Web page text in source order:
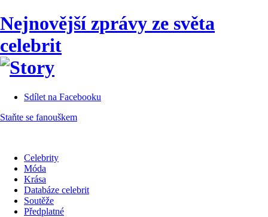
Nejnovější zprávy ze světa
celebrit
Sdílet na Facebooku
Staňte se fanouškem
Celebrity
Móda
Krása
Databáze celebrit
Soutěže
Předplatné